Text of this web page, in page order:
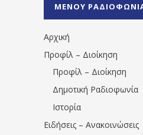
ΜΕΝΟΥ
Αρχική
Προφίλ – Διοίκηση
Προφίλ – Διοίκηση
Δημοτική Ραδιοφωνία
Ιστορία
Ειδήσεις – Ανακοινώσεις